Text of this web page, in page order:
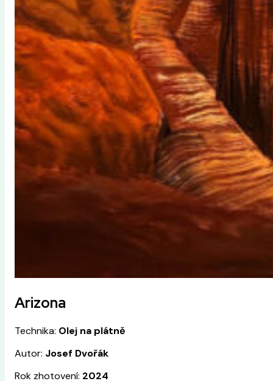
Arizona
Technika: Olej na plátně
Autor: Josef Dvořák
Rok zhotovení: 2024